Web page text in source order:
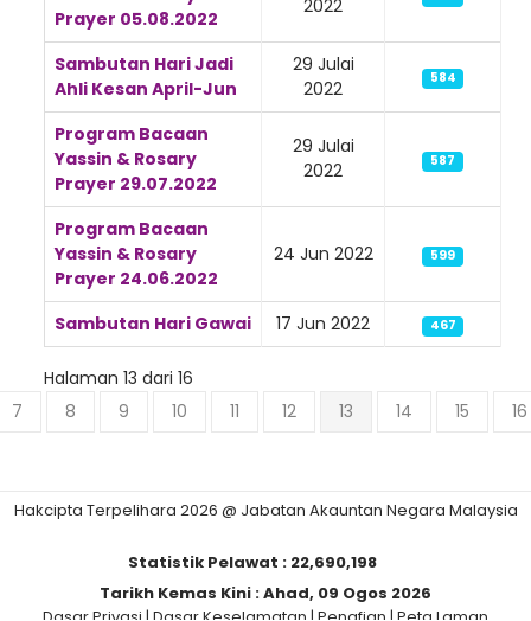
Prayer 05.08.2022
2022
Sambutan Hari Jadi
Ahli Kesan April-Jun
29 Julai
2022
584
Program Bacaan
Yassin & Rosary
Prayer 29.07.2022
29 Julai
2022
587
Program Bacaan
Yassin & Rosary
Prayer 24.06.2022
24 Jun 2022 599
Sambutan Hari Gawai 17 Jun 2022 467
Halaman 13 dari 16
7
8 9 10 11 12 13 14 15 16
Hakcipta Terpelihara 2026 @ Jabatan Akauntan Negara Malaysia
Statistik Pelawat : 22,690,198
Tarikh Kemas Kini :Ahad, 09 Ogos 2026